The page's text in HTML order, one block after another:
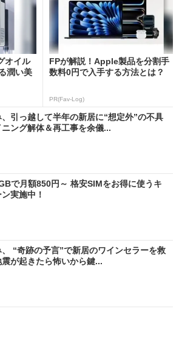
オイル
潤い美
FPが解説！Apple製品を分割手
数料0円で入手する方法とは？
PR(Fav-Log)
引っ越して半年の新居に“想定外”の不具
ング解体＆再工事を余儀...
で月額850円～ 格安SIMをお得に使うキ
実施中！
“奇跡の予言”で新居のワインセラーを救
が起きたら怖いから鍵...